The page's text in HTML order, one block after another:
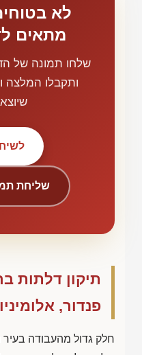
לא
מתאים
שלחו תמונה של
ותקבלו המלצה
שליחת
תיקון דלתות
פנדור,
חלק גדול מהעבודה בעיר